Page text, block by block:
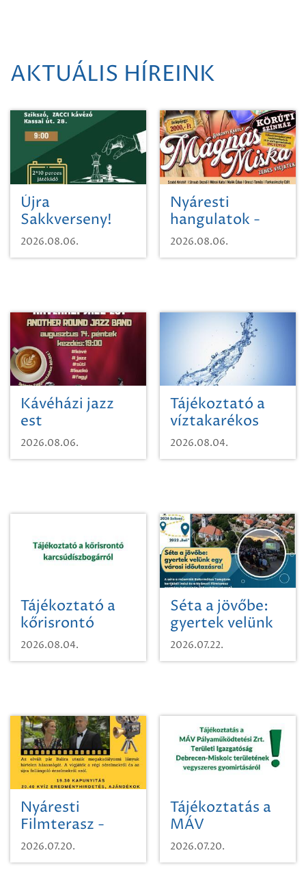
AKTUÁLIS HÍREINK
Újra
Sakkverseny!
2026.08.06.
Nyáresti
hangulatok -
Mágnás Miska
2026.08.06.
Kávéházi jazz
est
2026.08.06.
Tájékoztató a
víztakarékos
vízhasználatról
2026.08.04.
Tájékoztató a
kőrisrontó
karcsúdíszbogárról
2026.08.04.
Séta a jövőbe:
gyertek velünk
egy városi
időutazásra!
2026.07.22.
Nyáresti
Filmterasz -
Beugró a
Paradicsomba
2026.07.20.
Tájékoztatás a
MÁV
Pályaműködtetési
Zrt. Területi
2026.07.20.